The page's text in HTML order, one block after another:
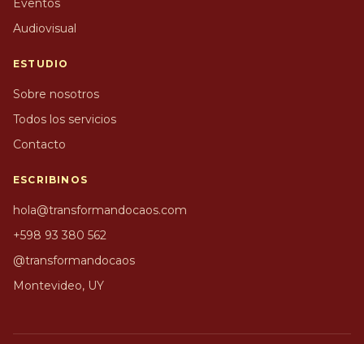
Eventos
Audiovisual
ESTUDIO
Sobre nosotros
Todos los servicios
Contacto
ESCRIBINOS
hola@transformandocaos.com
+598 93 380 562
@transformandocaos
Montevideo, UY